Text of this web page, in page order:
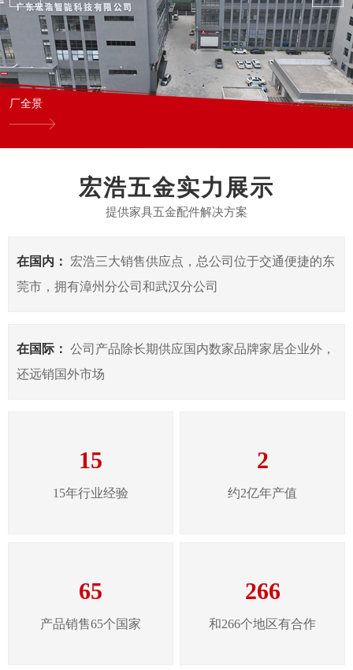
厂全景
宏浩五金实力展示
提供家具五金配件解决方案
在国内：
宏浩三大销售供应点，总公司位于交通便捷的东
莞市，拥有漳州分公司和武汉分公司
在国际： 公司产品除长期供应国内数家品牌家居企业外，
还远销国外市场
15
15年行业经验
2
约2亿年产值
65
产品销售65个国家
266
和266个地区有合作